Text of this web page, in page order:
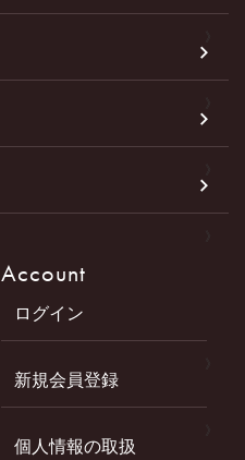
Account
ログイン
新規会員登録
個人情報の取扱